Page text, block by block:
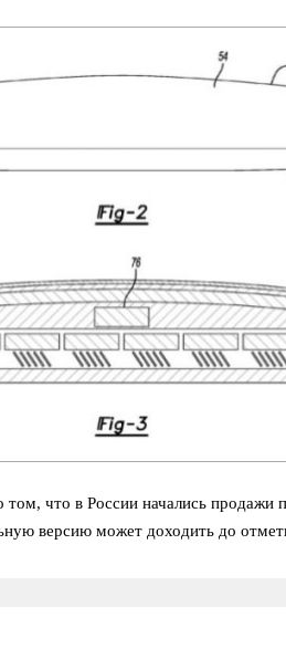
что в России начались продажи
версию может доходить до